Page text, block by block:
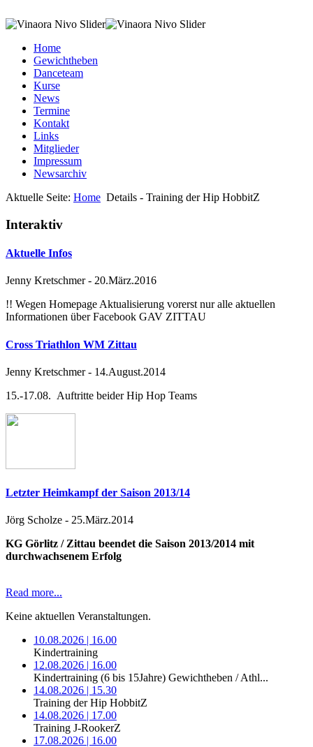
Home
Gewichtheben
Danceteam
Kurse
News
Termine
Kontakt
Links
Mitglieder
Impressum
Newsarchiv
Aktuelle Seite: Home Details - Training der Hip HobbitZ
Interaktiv
Aktuelle Infos
Jenny Kretschmer- 20.März.2016
!! Wegen Homepage Aktualisierung vorerst nur alle aktuellen
Informationen über Facebook GAV ZITTAU
Cross Triathlon WM Zittau
Jenny Kretschmer- 14.August.2014
15.-17.08. Auftritte beider Hip Hop Teams
Letzter Heimkampf der Saison 2013/14
Jörg Scholze - 25.März.2014
KG Görlitz / Zittau beendet die Saison 2013/2014 mit
durchwachsenem Erfolg
Read more...
Keine aktuellen Veranstaltungen.
10.08.2026 | 16.00
Kindertraining
12.08.2026 | 16.00
Kindertraining (6 bis 15Jahre) Gewichtheben / Athl...
14.08.2026 | 15.30
Training der Hip HobbitZ
14.08.2026 | 17.00
Training J-RookerZ
17.08.2026 | 16.00